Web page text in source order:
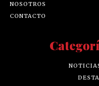
NOSOTROS
CONTACTO